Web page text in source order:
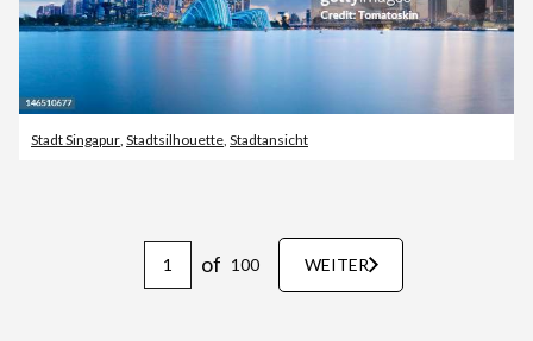
Stadt Singapur Stadtsilhouette Stadtansicht
of 100 WEITER